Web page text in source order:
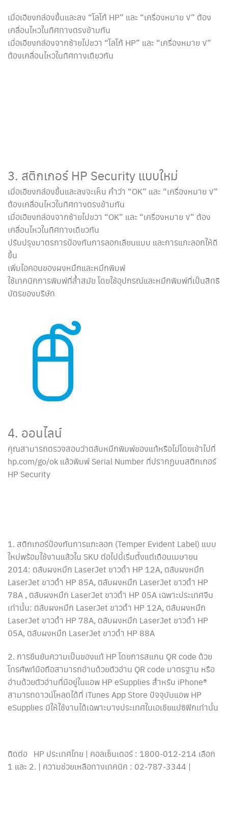
เมื่อเอียงกล่องขึ้นและลง “โลโก้ HP” และ “เครื่องหมาย √” ต้อง
เคลื่อนไหวในทิศทางตรงข้ามกัน
เมื่อเอียงกล่องจากซ้ายไปขวา “โลโก้ HP” และ “เครื่องหมาย √”
ต้องเคลื่อนไหวในทิศทางเดียวกัน
3. สติกเกอร์ HP Security แบบใหม่
เมื่อเอียงกล่องขึ้นและลงจะเห็น คำว่า “OK” และ “เครื่องหมาย √”
ต้องเคลื่อนไหวในทิศทางตรงข้ามกัน
เมื่อเอียงกล่องจากซ้ายไปขวา “OK” และ “เครื่องหมาย √” ต้อง
เคลื่อนไหวในทิศทางเดียวกัน
ปรับปรุงมาตรการป้องกันการลอกเลียนแบบ และการแกะลอกให้ดี
ขึ้น
เพิ่มไอคอนของผงหมึกและหมึกพิมพ์
ใช้เทคนิคการพิมพ์ที่ล้ำสมัย โดยใช้อุปกรณ์และหมึกพิมพ์ที่เป็นสิทธิ
บัตรของบริษัท
4. ออนไลน์
คุณสามารถตรวจสอบว่าตลับหมึกพิมพ์ของแท้หรือไม่โดยเข้าไปที่
hp.com/go/ok แล้วพิมพ์ Serial Number ที่ปรากฏบนสติกเกอร์
HP Security
1. สติกเกอร์ป้องกันการแกะลอก (Temper Evident Label) แบบ
ใหม่พร้อมใช้งานแล้วใน SKU ต่อไปนี้เริ่มตั้งแต่เดือนเมษายน
2014: ตลับผงหมึก LaserJet ขาวดำ HP 12A, ตลับผงหมึก
LaserJet ขาวดำ HP 85A, ตลับผงหมึก LaserJet ขาวดำ HP
78A , ตลับผงหมึก LaserJet ขาวดำ HP 05A เฉพาะประเทศจีน
เท่านั้น: ตลับผงหมึก LaserJet ขาวดำ HP 12A, ตลับผงหมึก
LaserJet ขาวดำ HP 78A, ตลับผงหมึก LaserJet ขาวดำ HP
05A, ตลับผงหมึก LaserJet ขาวดำ HP 88A
2. การยืนยันความเป็นของแท้ HP โดยการสแกน QR code ด้วย
โทรศัพท์มือถือสามารถอ่านด้วยตัวอ่าน QR code มาตรฐาน หรือ
อ่านด้วยตัวอ่านที่มีอยู่ในแอพ HP eSupplies สำหรับ iPhone®
สามารถดาวน์โหลดได้ที่ iTunes App Store ปัจจุบันแอพ HP
eSupplies มีให้ใช้งานได้เฉพาะบางประเทศในเอเชียแปซิฟิกเท่านั้น
ติดต่อ HP ประเทศไทย | คอลเซ็นเตอร์ : 1800-012-214 เลือก
1 และ 2. | ความช่วยเหลือทางเทคนิค : 02-787-3344 |